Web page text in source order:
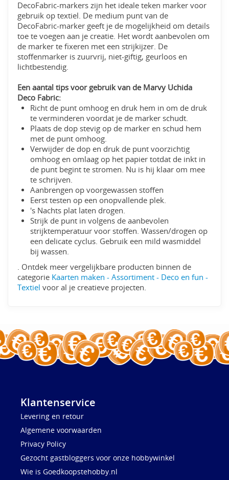
DecoFabric-markers zijn het ideale teken marker voor
gebruik op textiel. De medium punt van de
DecoFabric-marker geeft je de mogelijkheid om details
toe te voegen aan je creatie. Het wordt aanbevolen om
de marker te fixeren met een strijkijzer. De
stoffenmarker is zuurvrij, niet-giftig, geurloos en
lichtbestendig.
Een aantal tips voor gebruik van de Marvy Uchida
Deco Fabric:
Richt de punt omhoog en druk hem in om de druk
te verminderen voordat je de marker schudt.
Plaats de dop stevig op de marker en schud hem
met de punt omhoog.
Verwijder de dop en druk de punt voorzichtig
omhoog en omlaag op het papier totdat de inkt in
de punt begint te stromen. Nu is hij klaar om mee
te schrijven.
Aanbrengen op voorgewassen stoffen
Eerst testen op een onopvallende plek.
's Nachts plat laten drogen.
Strijk de punt in volgens de aanbevolen
strijktemperatuur voor stoffen. Wassen/drogen op
een delicate cyclus. Gebruik een mild wasmiddel
bij wassen.
. Ontdek meer vergelijkbare producten binnen de
categorie Kaarten maken - Assortiment - Deco en fun -
Textiel voor al je creatieve projecten.
Klantenservice
Levering en retour
Algemene voorwaarden
Privacy Policy
Gezocht gastbloggers voor onze hobbywinkel
Wie is Goedkoopstehobby.nl